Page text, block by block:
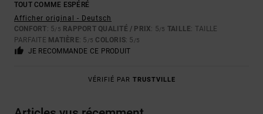
TOUT COMME ESPÉRÉ
Afficher original - Deutsch
CONFORT: 5/5 RAPPORT QUALITÉ / PRIX: 5/5 TAILLE: TAILLE
PARFAITE MATIÈRE: 5 /5 COLORIS: 5 /5
JE RECOMMANDE CE PRODUIT
VÉRIFIÉ PAR TRUSTVILLE